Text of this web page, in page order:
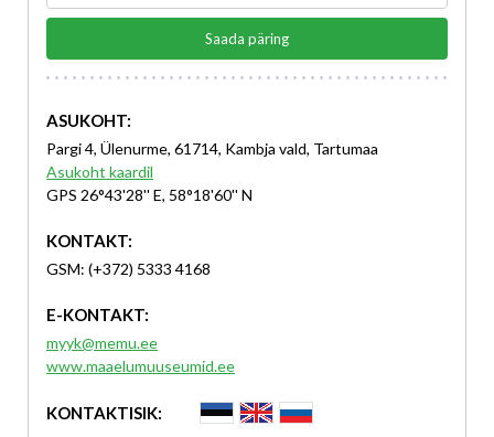
Saada päring
ASUKOHT:
Pargi 4, Ülenurme, 61714, Kambja vald, Tartumaa
Asukoht kaardil
GPS 26°43'28'' E, 58°18'60'' N
KONTAKT:
GSM: (+372) 5333 4168
E-KONTAKT:
myyk@memu.ee
www.maaelumuuseumid.ee
KONTAKTISIK: